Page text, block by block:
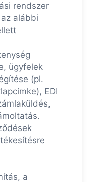
rendszer
alábbi
ügyfelek
(pl.
EDI
a